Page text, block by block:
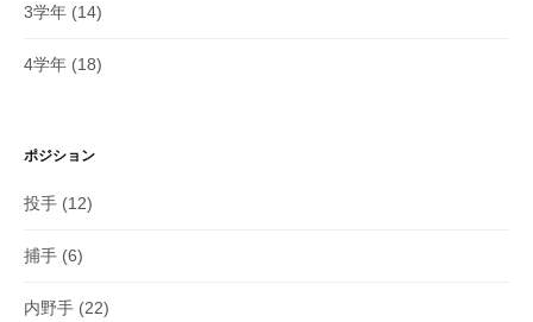
3学年 (14)
4学年 (18)
ポジション
投手 (12)
捕手 (6)
内野手 (22)